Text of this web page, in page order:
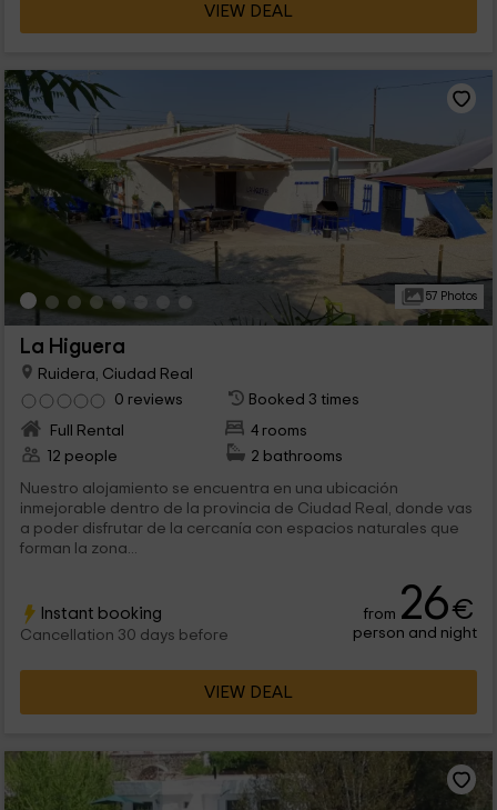
VIEW DEAL
57 Photos
La Higuera
Ruidera, Ciudad Real
0 reviews
Booked 3 times
Full Rental
4 rooms
12 people
2 bathrooms
Nuestro alojamiento se encuentra en una ubicación
inmejorable dentro de la provincia de Ciudad Real, donde vas
a poder disfrutar de la cercanía con espacios naturales que
forman la zona...
Instant booking
Cancellation 30 days before
from 26€
person and night
VIEW DEAL